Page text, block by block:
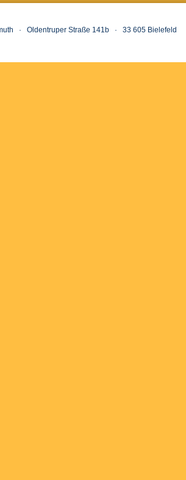
· Oldentruper Straße 141b · 33 605 Bielefeld